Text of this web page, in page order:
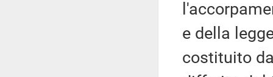
e della
costituito